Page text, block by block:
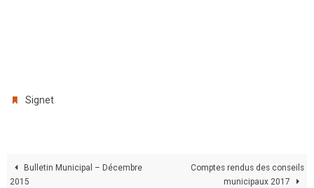
Signet.
Bulletin Municipal – Décembre
2015
Comptes rendus des conseils
municipaux 2017